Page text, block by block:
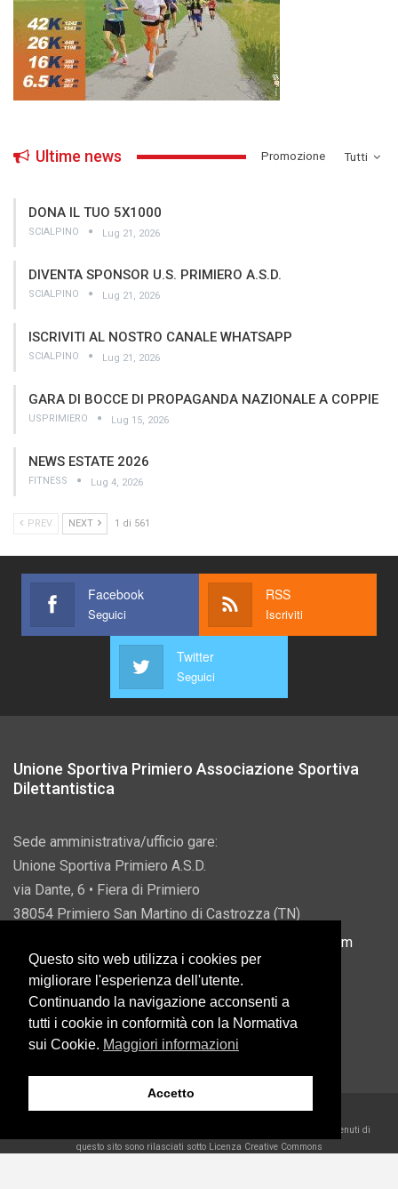
Tutti
Ultime news ­Promozione
DONA IL TUO 5X1000
SCIALPINO Lug 21, 2026
DIVENTA SPONSOR U.S. PRIMIERO A.S.D.
SCIALPINO Lug 21, 2026
ISCRIVITI AL NOSTRO CANALE WHATSAPP
SCIALPINO Lug 21, 2026
GARA DI BOCCE DI PROPAGANDA NAZIONALE A COPPIE
USPRIMIERO Lug 15, 2026
NEWS ESTATE 2026
FITNESS Lug 4, 2026
PREV NEXT 1 di 561
Facebook
Seguici
RSS
Iscriviti
Twitter
Seguici
Unione Sportiva Primiero Associazione Sportiva
Dilettantistica
Sede amministrativa/ufficio gare:
Unione Sportiva Primiero A.S.D.
via Dante, 6 • Fiera di Primiero
38054 Primiero San Martino di Castrozza (TN)
info@usprimiero.com
Vantaggi da Pubblica Amministrazione
Eccetto dove diversamente specificato, i contenuti di
questo sito sono rilasciati sotto Licenza Creative Commons
Questo sito web utilizza i cookies per
migliorare l'esperienza dell'utente.
Continuando la navigazione acconsenti a
tutti i cookie in conformità con la Normativa
sui Cookie. Maggiori informazioni
Accetto